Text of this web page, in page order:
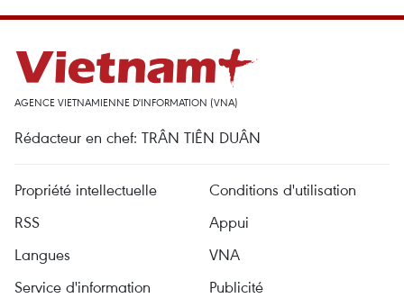
AGENCE VIETNAMIENNE D'INFORMATION (VNA)
Rédacteur en chef: TRÂN TIÊN DUÂN
Propriété intellectuelle
Conditions d'utilisation
RSS
Appui
Langues
VNA
Service d'information
Publicité